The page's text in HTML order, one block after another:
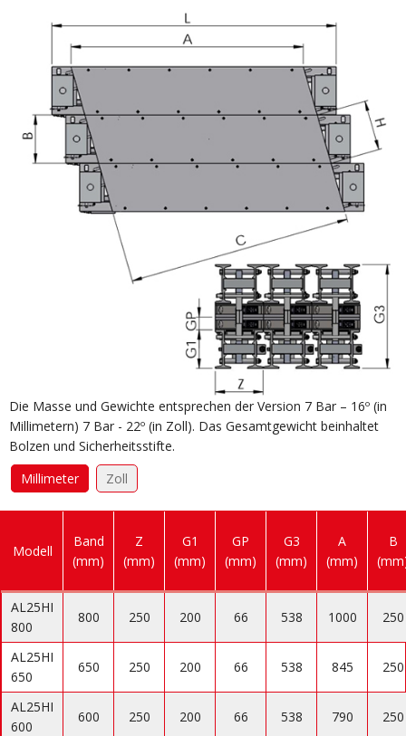
Die Masse und Gewichte entsprechen der Version 7 Bar – 16º (in
Millimetern) 7 Bar - 22º (in Zoll). Das Gesamtgewicht beinhaltet
Bolzen und Sicherheitsstifte.
Millimeter
Zoll
Modell
Band
(mm)
Z
(mm)
G1
(mm)
GP
(mm)
G3
(mm)
A
(mm)
B
AL25HI
800
800 250 200 66 538 1000 250
AL25HI
650
650 250 200 66 538 845 250
AL25HI
600
600 250 200 66 538 790 250